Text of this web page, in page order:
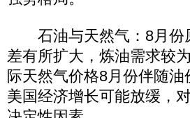
石油与天然气：8月份
差有所扩大，炼油需求较
际天然气价格8月份伴随
美国经济增长可能放缓，